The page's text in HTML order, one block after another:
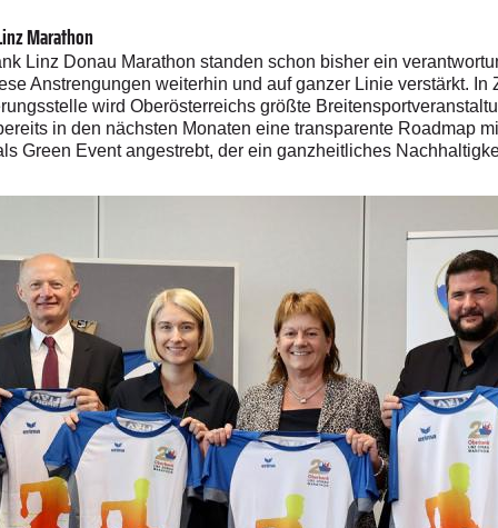
Marathon
Linz Donau Marathon standen schon bisher ein
Anstrengungen weiterhin und auf ganzer Linie verstärkt. In
wird Oberösterreichs größte
in den nächsten Monaten eine transparente Roadmap
Green Event angestrebt, der ein ganzheitliches